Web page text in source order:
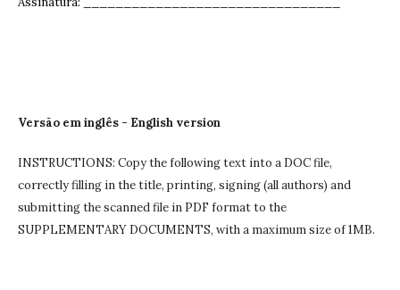
Versão em inglês - English version
INSTRUCTIONS: Copy the following text into a DOC file,
correctly filling in the title, printing, signing (all authors) and
submitting the scanned file in PDF format to the
SUPPLEMENTARY DOCUMENTS, with a maximum size of 1MB.